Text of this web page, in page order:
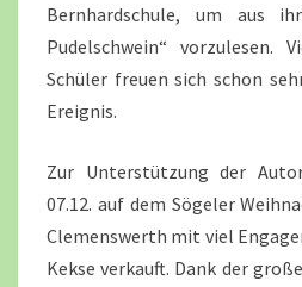
Bernhardschule, um aus
Pudelschwein“ vorzulesen.
Schüler freuen sich schon
Ereignis.
Zur Unterstützung der
07.12. auf dem Sögeler
Clemenswerth mit viel
Kekse verkauft. Dank der